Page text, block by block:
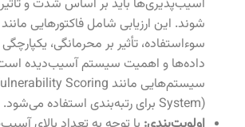
آسیب‌پذیری‌ها باید بر اساس شدت و تأثیر
شوند. این ارزیابی شامل فاکتورهایی
سوءاستفاده، تأثیر بر محرمانگی،
داده‌ها و اهمیت سیستم آسیب‌دیده
سیستم‌هایی مانند Scoring
System) برای رتبه‌بندی استفاده می‌شود.